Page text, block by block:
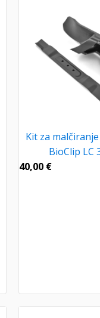
Kit za
BioClip LC
40,00 €